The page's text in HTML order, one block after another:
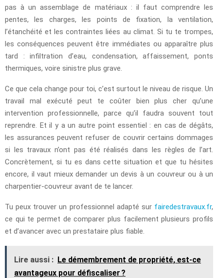
pas à un assemblage de matériaux : il faut comprendre les
pentes, les charges, les points de fixation, la ventilation,
l’étanchéité et les contraintes liées au climat. Si tu te trompes,
les conséquences peuvent être immédiates ou apparaître plus
tard : infiltration d’eau, condensation, affaissement, ponts
thermiques, voire sinistre plus grave.
Ce que cela change pour toi, c’est surtout le niveau de risque. Un
travail mal exécuté peut te coûter bien plus cher qu’une
intervention professionnelle, parce qu’il faudra souvent tout
reprendre. Et il y a un autre point essentiel : en cas de dégâts,
les assurances peuvent refuser de couvrir certains dommages
si les travaux n’ont pas été réalisés dans les règles de l’art.
Concrètement, si tu es dans cette situation et que tu hésites
encore, il vaut mieux demander un devis à un couvreur ou à un
charpentier-couvreur avant de te lancer.
Tu peux trouver un professionnel adapté sur fairedestravaux.fr,
ce qui te permet de comparer plus facilement plusieurs profils
et d’avancer avec un prestataire plus fiable.
Lire aussi : Le démembrement de propriété, est-ce
avantageux pour défiscaliser ?